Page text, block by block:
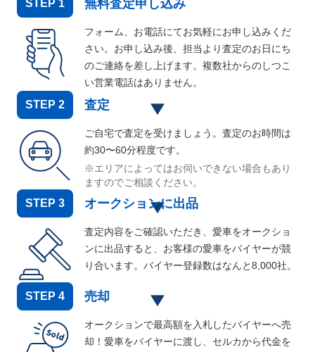
STEP 1 無料査定申し込み
フォーム、お電話にてお気軽にお申し込みくだ
さい。お申し込み後、担当より査定のお日にち
のご連絡を差し上げます。複数社からのしつこ
い営業電話はありません。
STEP 2 査定
ご自宅で査定を受けましょう。査定のお時間は
約30〜60分程度です。
※エリアによってはお伺いできない場合もあり
ますのでご相談ください。
STEP 3 オークションに出品
査定内容をご確認いただき、愛車をオークショ
ンに出品すると、お客様の愛車をバイヤーが競
り合います。バイヤー登録数はなんと8,000社。
STEP 4 売却
オークションで最高額を入札したバイヤーへ売
却！愛車をバイヤーに渡し、セルカから代金を